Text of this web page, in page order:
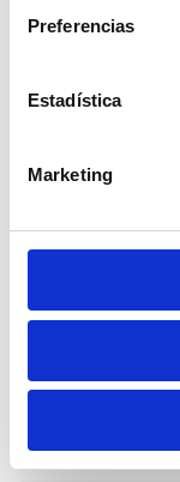
Preferencias
Estadística
Marketing